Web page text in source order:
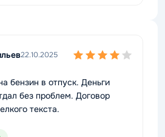
22.10.2025
бензин в отпуск. Деньги
без проблем. Договор
текста.